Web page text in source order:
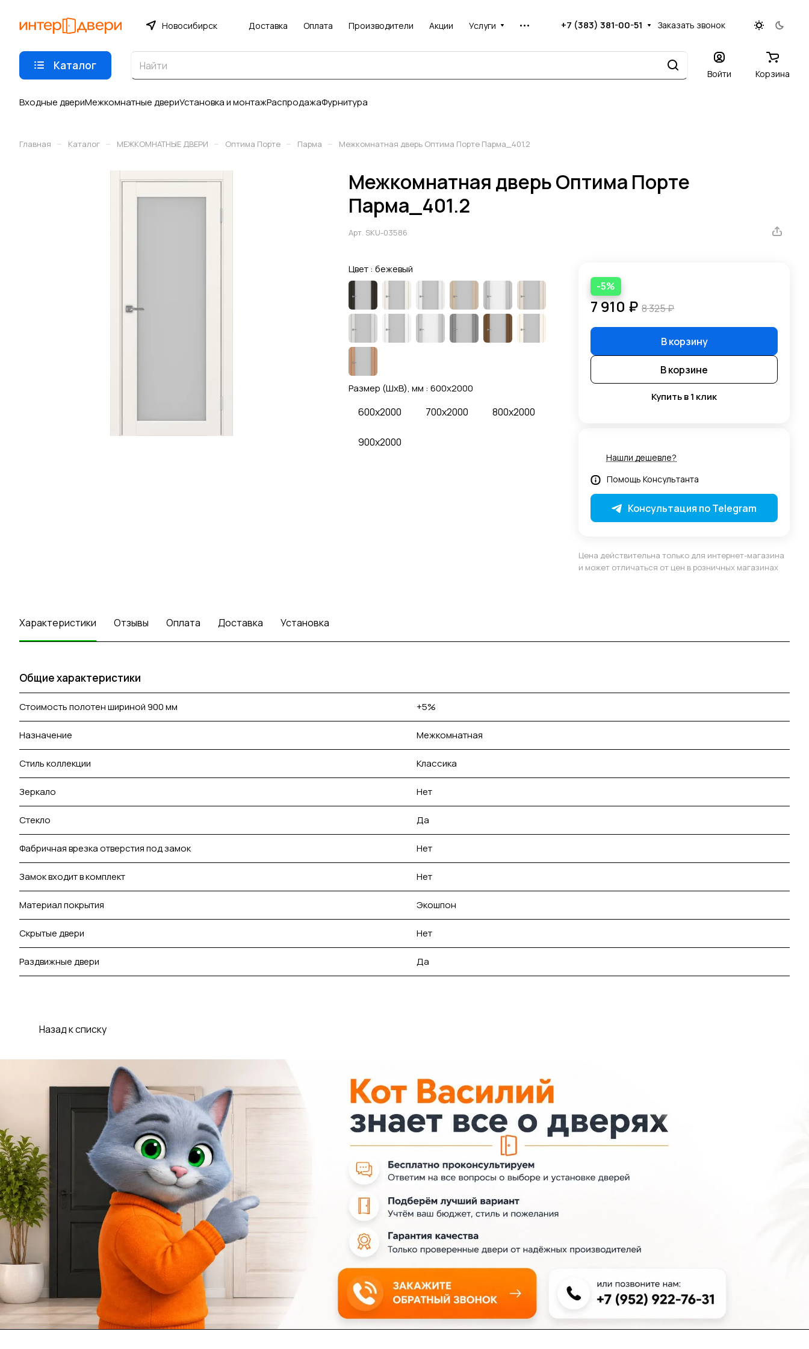
Новосибирск Доставка Оплата Производители Акции Услуги +7 (383) 381-00-51 Заказать звонок
Каталог
Войти Корзина
Входные двериМежкомнатные двериУстановка и монтажРаспродажаФурнитура
Главная – Каталог – МЕЖКОМНАТНЫЕ ДВЕРИ – Оптима Порте – Парма – Межкомнатная дверь Оптима Порте Парма_401.2
Межкомнатная дверь Оптима Порте
Парма_401.2
Арт. SKU-03586
Цвет : бежевый
Размер (ШхВ), мм : 600x2000
600x2000 700x2000 800x2000
900x2000
-5%
7 910 ₽ 8 325 ₽
В корзину
В корзине
Купить в 1 клик
Нашли дешевле?
Помощь Консультанта
Консультация по Telegram
Цена действительна только для интернет-магазина
и может отличаться от цен в розничных магазинах
Характеристики Отзывы Оплата Доставка Установка
Общие характеристики
Стоимость полотен шириной 900 мм +5%
Назначение Межкомнатная
Стиль коллекции Классика
Зеркало Нет
Стекло Да
Фабричная врезка отверстия под замок Нет
Замок входит в комплект Нет
Материал покрытия Экошпон
Скрытые двери Нет
Раздвижные двери Да
Назад к списку